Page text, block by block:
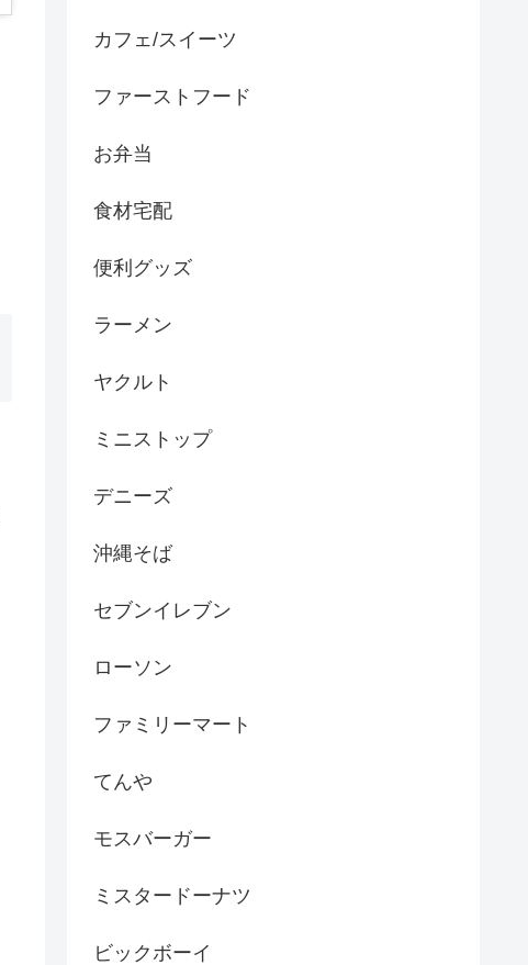
カフェ/スイーツ
ファーストフード
お弁当
食材宅配
便利グッズ
ラーメン
ヤクルト
ミニストップ
デニーズ
沖縄そば
セブンイレブン
ローソン
ファミリーマート
てんや
モスバーガー
ミスタードーナツ
ビックボーイ